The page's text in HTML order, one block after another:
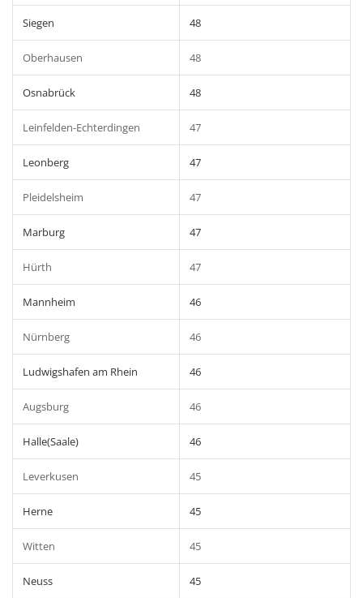
Siegen 48
Oberhausen 48
Osnabrück 48
Leinfelden-Echterdingen 47
Leonberg 47
Pleidelsheim 47
Marburg 47
Hürth 47
Mannheim 46
Nürnberg 46
Ludwigshafen am Rhein 46
Augsburg 46
Halle(Saale) 46
Leverkusen 45
Herne 45
Witten 45
Neuss 45